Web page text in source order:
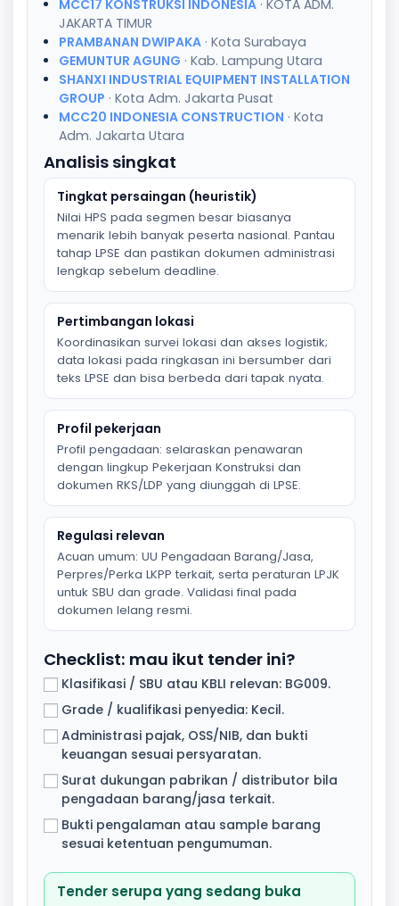
MCC17 KONSTRUKSI INDONESIA · KOTA ADM.
JAKARTA TIMUR
PRAMBANAN DWIPAKA · Kota Surabaya
GEMUNTUR AGUNG · Kab. Lampung Utara
SHANXI INDUSTRIAL EQUIPMENT INSTALLATION
GROUP · Kota Adm. Jakarta Pusat
MCC20 INDONESIA CONSTRUCTION · Kota
Adm. Jakarta Utara
Analisis singkat
Tingkat persaingan (heuristik)
Nilai HPS pada segmen besar biasanya
menarik lebih banyak peserta nasional. Pantau
tahap LPSE dan pastikan dokumen administrasi
lengkap sebelum deadline.
Pertimbangan lokasi
Koordinasikan survei lokasi dan akses logistik;
data lokasi pada ringkasan ini bersumber dari
teks LPSE dan bisa berbeda dari tapak nyata.
Profil pekerjaan
Profil pengadaan: selaraskan penawaran
dengan lingkup Pekerjaan Konstruksi dan
dokumen RKS/LDP yang diunggah di LPSE.
Regulasi relevan
Acuan umum: UU Pengadaan Barang/Jasa,
Perpres/Perka LKPP terkait, serta peraturan LPJK
untuk SBU dan grade. Validasi final pada
dokumen lelang resmi.
Checklist: mau ikut tender ini?
Klasifikasi / SBU atau KBLI relevan: BG009.
Grade / kualifikasi penyedia: Kecil.
Administrasi pajak, OSS/NIB, dan bukti
keuangan sesuai persyaratan.
Surat dukungan pabrikan / distributor bila
pengadaan barang/jasa terkait.
Bukti pengalaman atau sample barang
sesuai ketentuan pengumuman.
Tender serupa yang sedang buka